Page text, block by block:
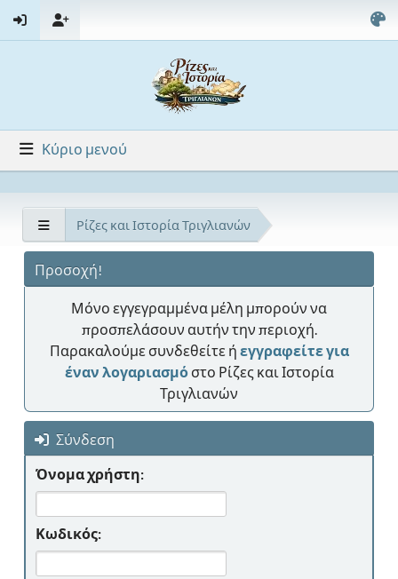
Κύριο μενού
Ρίζες και Ιστορία Τριγλιανών
Προσοχή!
Μόνο εγγεγραμμένα μέλη μπορούν να
προσπελάσουν αυτήν την περιοχή.
Παρακαλούμε συνδεθείτε ή εγγραφείτε για
έναν λογαριασμόστο Ρίζες και Ιστορία
Τριγλιανών
Σύνδεση
Όνομα χρήστη:
Κωδικός: